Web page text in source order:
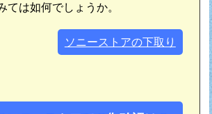
ては如何でしょうか。
ソニーストアの下取り